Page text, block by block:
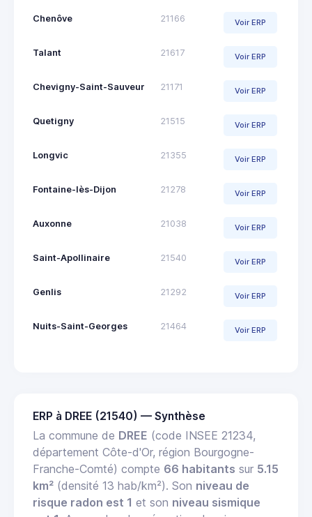
Chenôve 21166 Voir ERP
Talant 21617 Voir ERP
Chevigny-Saint-Sauveur 21171 Voir ERP
Quetigny 21515 Voir ERP
Longvic 21355 Voir ERP
Fontaine-lès-Dijon 21278 Voir ERP
Auxonne 21038 Voir ERP
Saint-Apollinaire 21540 Voir ERP
Genlis 21292 Voir ERP
Nuits-Saint-Georges 21464 Voir ERP
ERP à DREE (21540) — Synthèse
La commune de DREE (code INSEE 21234,
département Côte-d'Or, région Bourgogne-
Franche-Comté) compte 66 habitants sur 5.15
km² (densité 13 hab/km²). Son niveau de
risque radon est 1 et son niveau sismique